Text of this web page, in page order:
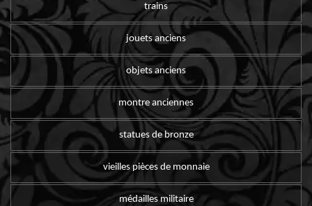
trains
jouets anciens
objets anciens
montre anciennes
statues de bronze
vieilles pièces de monnaie
médailles militaire